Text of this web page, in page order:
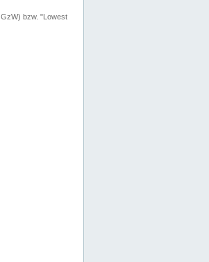
bzw. "Lowest